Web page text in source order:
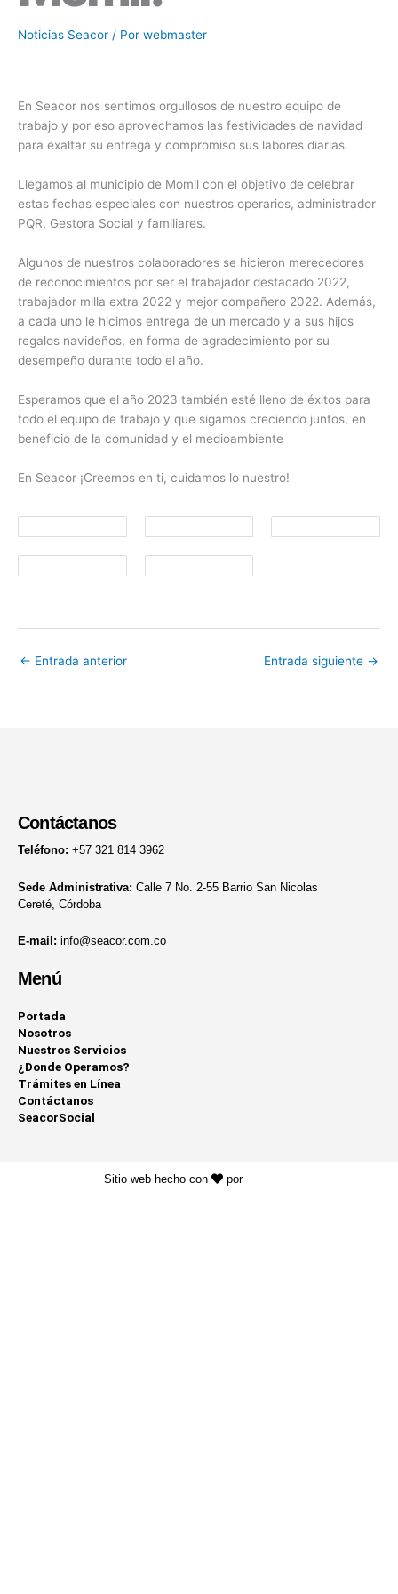
Noticias Seacor / Por webmaster
En Seacor nos sentimos orgullosos de nuestro equipo de
trabajo y por eso aprovechamos las festividades de navidad
para exaltar su entrega y compromiso sus labores diarias.
Llegamos al municipio de Momil con el objetivo de celebrar
estas fechas especiales con nuestros operarios, administrador
PQR, Gestora Social y familiares.
Algunos de nuestros colaboradores se hicieron merecedores
de reconocimientos por ser el trabajador destacado 2022,
trabajador milla extra 2022 y mejor compañero 2022. Además,
a cada uno le hicimos entrega de un mercado y a sus hijos
regalos navideños, en forma de agradecimiento por su
desempeño durante todo el año.
Esperamos que el año 2023 también esté lleno de éxitos para
todo el equipo de trabajo y que sigamos creciendo juntos, en
beneficio de la comunidad y el medioambiente
En Seacor ¡Creemos en ti, cuidamos lo nuestro!
← Entrada anterior Entrada siguiente →
Contáctanos
Teléfono: +57 321 814 3962
Sede Administrativa: Calle 7 No. 2-55 Barrio San Nicolas
Cereté, Córdoba
E-mail: info@seacor.com.co
Menú
Portada
Nosotros
Nuestros Servicios
¿Donde Operamos?
Trámites en Línea
Contáctanos
SeacorSocial
Sitio web hecho con por